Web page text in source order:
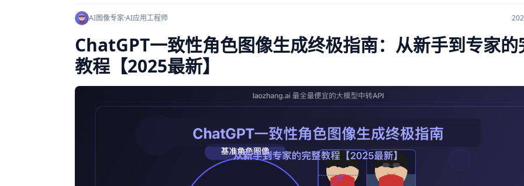
AI图像专家·AI应用工程师
ChatGPT一致性角色图像生成终极指南：从新手到专家的
教程【2025最新】